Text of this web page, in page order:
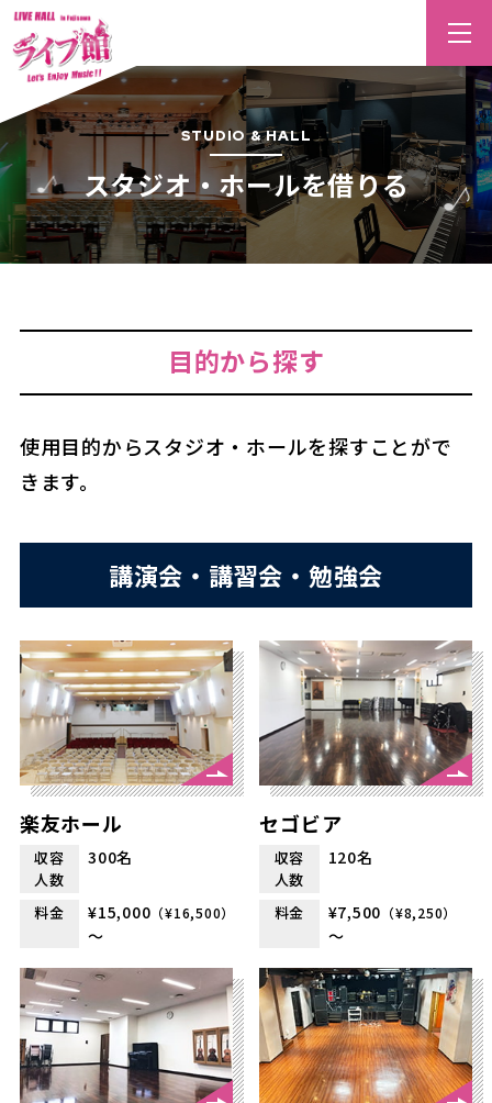
STUDIO & HALL
スタジオ・ホールを借りる
目的から探す
使用目的からスタジオ・ホールを探すことがで
きます。
講演会・講習会・勉強会
楽友ホール
収容
人数
300名
料金 ¥15,000 （¥16,500）
～
セゴビア
収容
人数
120名
料金 ¥7,500 （¥8,250）
～